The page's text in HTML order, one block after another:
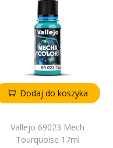
Dodaj do koszyka
Vallejo 69023 Mech
Tourquoise 17ml